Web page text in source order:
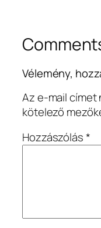
Vélemény,
Az e-mail címet
kötelező
Hozzászólás*